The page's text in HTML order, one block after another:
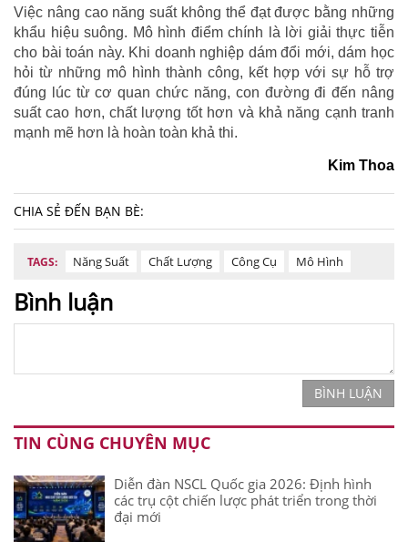
Việc nâng cao năng suất không thể đạt được bằng những
khẩu hiệu suông. Mô hình điểm chính là lời giải thực tiễn
cho bài toán này. Khi doanh nghiệp dám đổi mới, dám học
hỏi từ những mô hình thành công, kết hợp với sự hỗ trợ
đúng lúc từ cơ quan chức năng, con đường đi đến nâng
suất cao hơn, chất lượng tốt hơn và khả năng cạnh tranh
mạnh mẽ hơn là hoàn toàn khả thi.
Kim Thoa
CHIA SẺ ĐẾN BẠN BÈ:
TAGS: Năng Suất Chất Lượng Công Cụ Mô Hình
Bình luận
BÌNH LUẬN
TIN CÙNG CHUYÊN MỤC
Diễn đàn NSCL Quốc gia 2026: Định hình
các trụ cột chiến lược phát triển trong thời
đại mới